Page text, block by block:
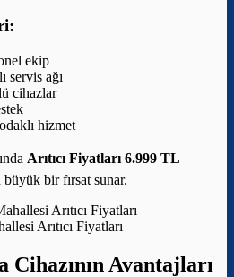
ekip
servis ağı
cihazlar
hizmet
Arıtıcı Fiyatları 6.999 TL
büyük bir fırsat sunar.
Arıtıcı Fiyatları
Cihazının Avantajları